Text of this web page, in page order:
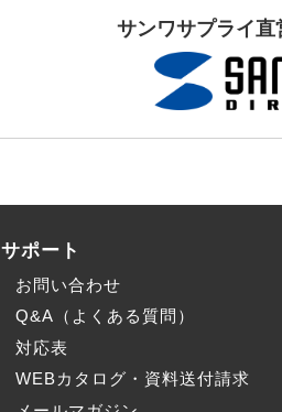
サンワサプライ直
サポート
お問い合わせ
Q&A（よくある質問）
対応表
WEBカタログ・資料送付請求